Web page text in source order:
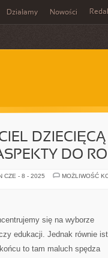
Działamy Nowości
DZIECIĘCĄ
DO
CZE - 8 - 2025
MOŻLIWOŚĆ
się na wyborze
edukacji. Jednak równie
to tam maluch spędza